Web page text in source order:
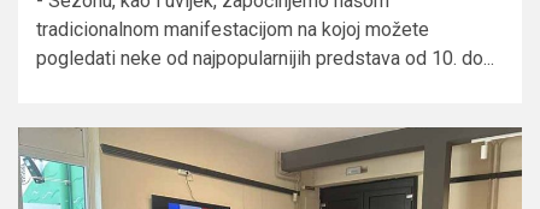
tradicionalnom manifestacijom na kojoj možete
pogledati neke od najpopularnijih predstava od 10. do...